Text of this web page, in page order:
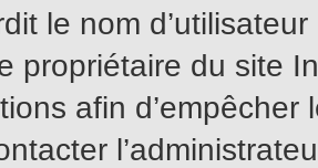
le nom
propriétaire du site
afin d’empêcher